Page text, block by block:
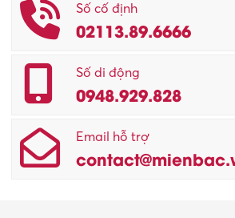
Số cố định
02113.89.6666
Số di động
0948.929.828
Email hỗ trợ